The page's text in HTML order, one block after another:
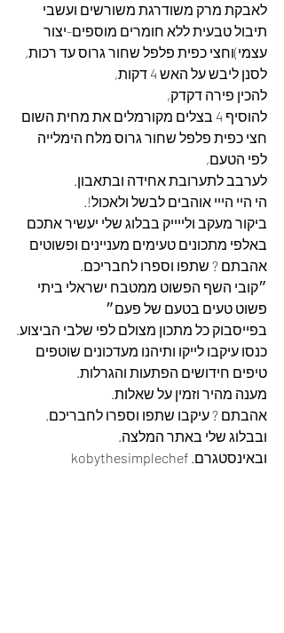
לאבקת מרק משודרגת משורשים ועשבי
תיבול טבעית ללא חומרים מוספים-יצור
עצמי)וחצי כפית פלפל שחור גרוס עד רכות,
לסנן ליבש על האש 4 דקות,
להכין פירה דקדק,
להוסיף 4 בצלים מקורמלים את מחית השום
חצי כפית פלפל שחור גרוס מלח הימלייה
לפי הטעם,
לערבב לתערובת אחידה ובתאבון.
הי היי הייי אוהבים לבשל ולאכול!.
ביקור מעקב ולייייק בבלוג שלי יעשיר אתכם
באלפי מתכונים טעימים מעניינים ופשוטים
אהבתם ? שתפו וספרו לחבריכם.
״קובי השף הפשוט ממטבח ישראלי ביתי
פשוט טעים בטעם של פעם״
בפייסבוק כל מתכון מצולם לפי שלבי הביצוע.
כנסו עיקבו לייקו ותיהנו מעדכונים שוטפים
טיפים חידושים הפתעות והגרלות.
מענה מהיר וזמין על שאלות.
אהבתם ? עיקבו שתפו וספרו לחבריכם.
ובבלוג שלי באתר המלצה.
ובאינסטגרם. kobythesimplechef